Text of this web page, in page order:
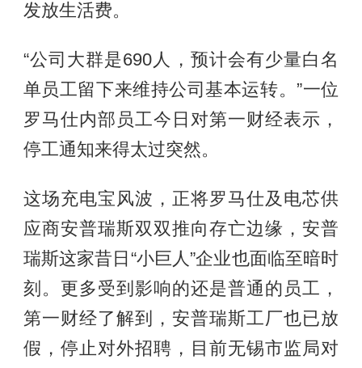
发放生活费。
“公司大群是690人，预计会有少量白名
单员工留下来维持公司基本运转。”一位
罗马仕内部员工今日对第一财经表示，
停工通知来得太过突然。
这场充电宝风波，正将罗马仕及电芯供
应商安普瑞斯双双推向存亡边缘，安普
瑞斯这家昔日“小巨人”企业也面临至暗时
刻。更多受到影响的还是普通的员工，
第一财经了解到，安普瑞斯工厂也已放
假，停止对外招聘，目前无锡市监局对